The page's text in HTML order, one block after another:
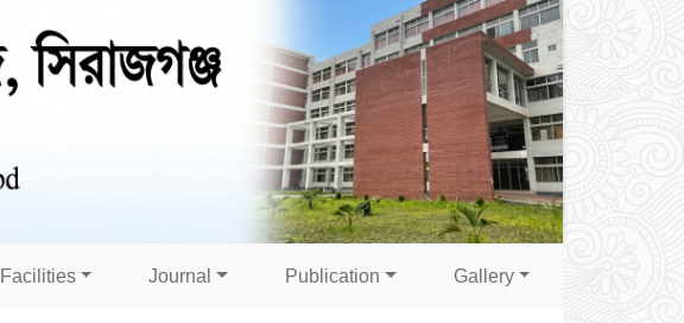
Facilities Journal Publication Gallery